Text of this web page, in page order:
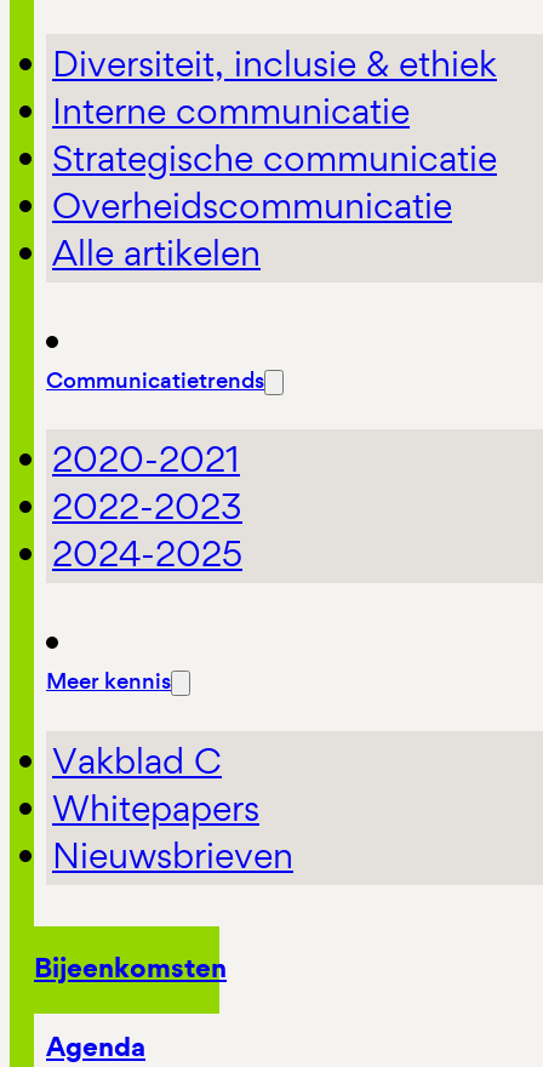
Diversiteit, inclusie & ethiek
Interne communicatie
Strategische communicatie
Overheidscommunicatie
Alle artikelen
Communicatietrends
2020-2021
2022-2023
2024-2025
Meer kennis
Vakblad C
Whitepapers
Nieuwsbrieven
Bijeenkomsten
Agenda